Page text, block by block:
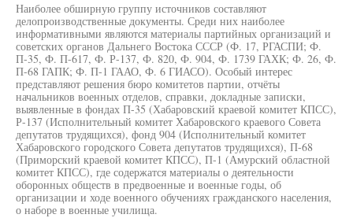
Наиболее обширную группу источников составляют
делопроизводственные документы. Среди них наиболее
информативными являются материалы партийных организаций и
советских органов Дальнего Востока СССР (Ф. 17, РГАСПИ; Ф.
П-35, Ф. П-617, Ф. Р-137, Ф. 820, Ф. 904, Ф. 1739 ГАХК; Ф. 26, Ф.
П-68 ГАПК; Ф. П-1 ГААО, Ф. 6 ГИАСО). Особый интерес
представляют решения бюро комитетов партии, отчёты
начальников военных отделов, справки, докладные записки,
выявленные в фондах П-35 (Хабаровский краевой комитет КПСС),
Р-137 (Исполнительный комитет Хабаровского краевого Совета
депутатов трудящихся), фонд 904 (Исполнительный комитет
Хабаровского городского Совета депутатов трудящихся), П-68
(Приморский краевой комитет КПСС), П-1 (Амурский областной
комитет КПСС), где содержатся материалы о деятельности
оборонных обществ в предвоенные и военные годы, об
организации и ходе военного обучениях гражданского населения,
о наборе в военные училища.